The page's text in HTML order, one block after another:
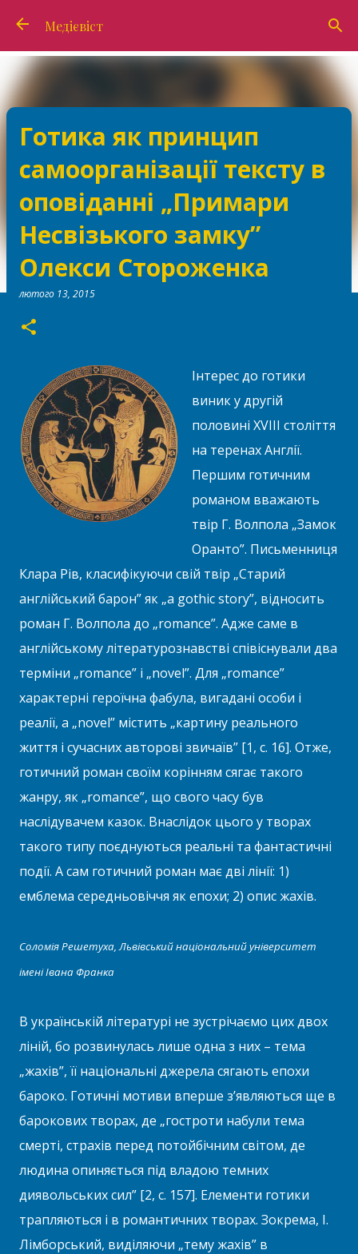
Перейти до основного вмісту
Медієвіст
Готика як принцип
самоорганізації тексту в
оповіданні „Примари
Несвізького замку”
Олекси Стороженка
лютого 13, 2015
Інтерес до готики
виник у другій
половині XVIII століття
на теренах Англії.
Першим готичним
романом вважають
твір Г. Волпола „Замок
Оранто”. Письменниця
Клара Рів, класифікуючи свій твір „Старий
англійський барон” як „a gothic story”, відносить
роман Г. Волпола до „romance”. Адже саме в
англійському літературознавстві співіснували два
терміни „romance” і „novel”. Для „romance”
характерні героїчна фабула, вигадані особи і
реалії, а „novel” містить „картину реального
життя і сучасних авторові звичаїв” [1, с. 16]. Отже,
готичний роман своїм корінням сягає такого
жанру, як „romance”, що свого часу був
наслідувачем казок. Внаслідок цього у творах
такого типу поєднуються реальні та фантастичні
події. А сам готичний роман має дві лінії: 1)
емблема середньовіччя як епохи; 2) опис жахів.
Соломія Решетуха, Львівський національний університет
імені Івана Франка
В українській літературі не зустрічаємо цих двох
ліній, бо розвинулась лише одна з них – тема
„жахів”, її національні джерела сягають епохи
бароко. Готичні мотиви вперше з’являються ще в
барокових творах, де „гостроти набули тема
смерті, страхів перед потойбічним світом, де
людина опиняється під владою темних
диявольських сил” [2, с. 157]. Елементи готики
трапляються і в романтичних творах. Зокрема, І.
Лімборський, виділяючи „тему жахів” в